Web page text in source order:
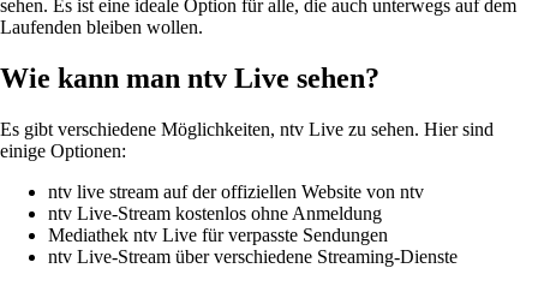
sehen. Es ist eine ideale Option für alle, die auch unterwegs auf dem
Laufenden bleiben wollen.
Wie kann man ntv Live sehen?
Es gibt verschiedene Möglichkeiten, ntv Live zu sehen. Hier sind
einige Optionen:
ntv live stream auf der offiziellen Website von ntv
ntv Live-Stream kostenlos ohne Anmeldung
Mediathek ntv Live für verpasste Sendungen
ntv Live-Stream über verschiedene Streaming-Dienste